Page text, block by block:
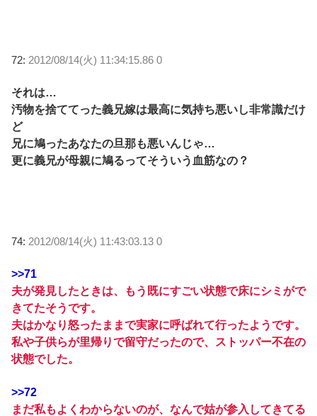
72: 2012/08/14(火) 11:34:15.86 0
それは…
汚物を捨ててった義兄嫁は最高に気持ち悪いし非常識だけ
ど
兄に鳩ったあなたの旦那も悪いんじゃ…
更に義兄が母親に鳩るってそういう血筋なの？
74: 2012/08/14(火) 11:43:03.13 0
>>71
夫が発見したときは、もう既にすごい状態で床にシミがで
きてたそうです。
夫はかなり怒ったままで実家に呼ばれて行ったようです。
私や子供らが里帰りで留守だったので、ストッパー不在の
状態でした。
>>72
まだ私もよくわからないのが、なんで姑が参入してきてる